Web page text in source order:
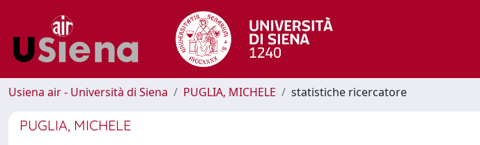
Usiena air - Università di Siena PUGLIA, MICHELE statistiche ricercatore
PUGLIA, MICHELE